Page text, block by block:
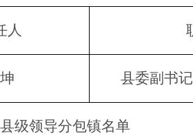
人
县委副书
级领导分包镇名单